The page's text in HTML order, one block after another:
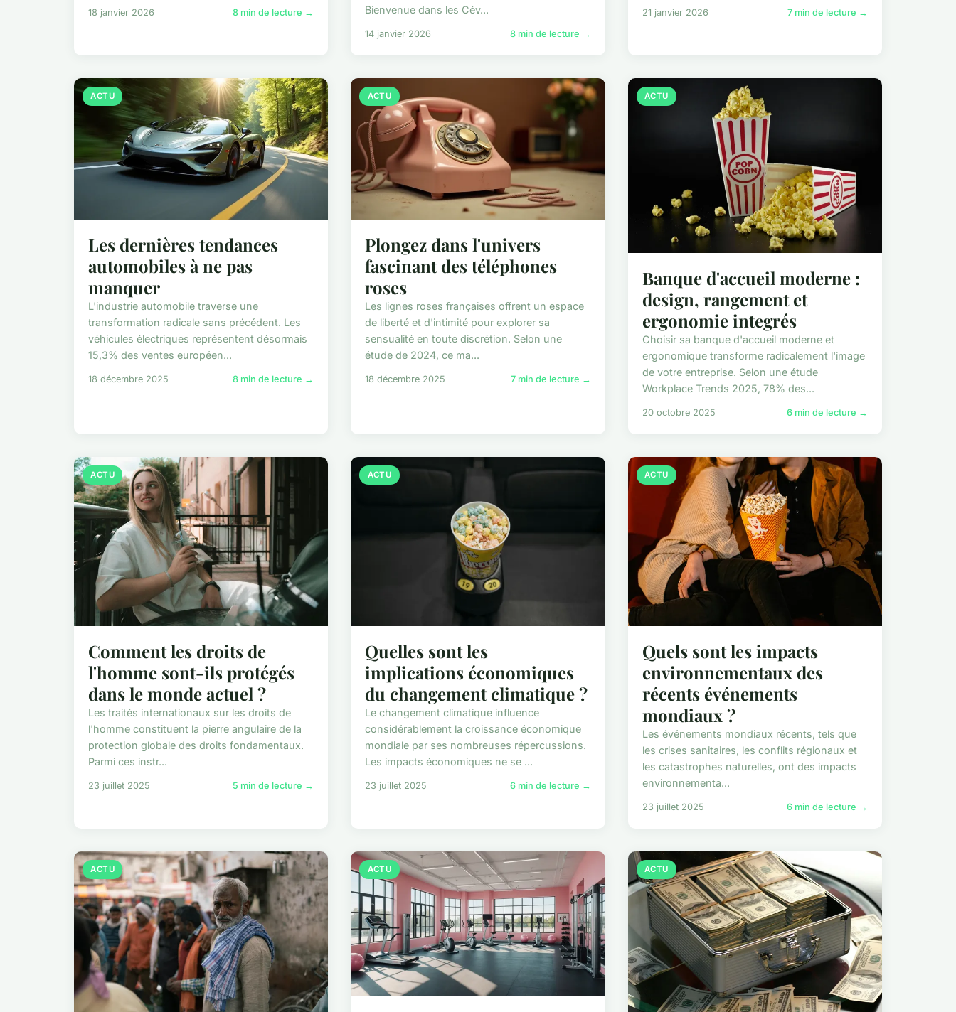
18 janvier 2026 8 min de lecture →
Bienvenue dans les Cév...
14 janvier 2026 8 min de lecture →
21 janvier 2026 7 min de lecture →
ACTU
Les dernières tendances
automobiles à ne pas
manquer
L'industrie automobile traverse une
transformation radicale sans précédent. Les
véhicules électriques représentent désormais
15,3% des ventes européen...
18 décembre 2025 8 min de lecture →
ACTU
Plongez dans l'univers
fascinant des téléphones
roses
Les lignes roses françaises offrent un espace
de liberté et d'intimité pour explorer sa
sensualité en toute discrétion. Selon une
étude de 2024, ce ma...
18 décembre 2025 7 min de lecture →
ACTU
Banque d'accueil moderne :
design, rangement et
ergonomie integrés
Choisir sa banque d'accueil moderne et
ergonomique transforme radicalement l'image
de votre entreprise. Selon une étude
Workplace Trends 2025, 78% des...
20 octobre 2025 6 min de lecture →
ACTU
Comment les droits de
l'homme sont-ils protégés
dans le monde actuel ?
Les traités internationaux sur les droits de
l'homme constituent la pierre angulaire de la
protection globale des droits fondamentaux.
Parmi ces instr...
23 juillet 2025 5 min de lecture →
ACTU
Quelles sont les
implications économiques
du changement climatique ?
Le changement climatique influence
considérablement la croissance économique
mondiale par ses nombreuses répercussions.
Les impacts économiques ne se ...
23 juillet 2025 6 min de lecture →
ACTU
Quels sont les impacts
environnementaux des
récents événements
mondiaux ?
Les événements mondiaux récents, tels que
les crises sanitaires, les conflits régionaux et
les catastrophes naturelles, ont des impacts
environnementa...
23 juillet 2025 6 min de lecture →
ACTU ACTU ACTU